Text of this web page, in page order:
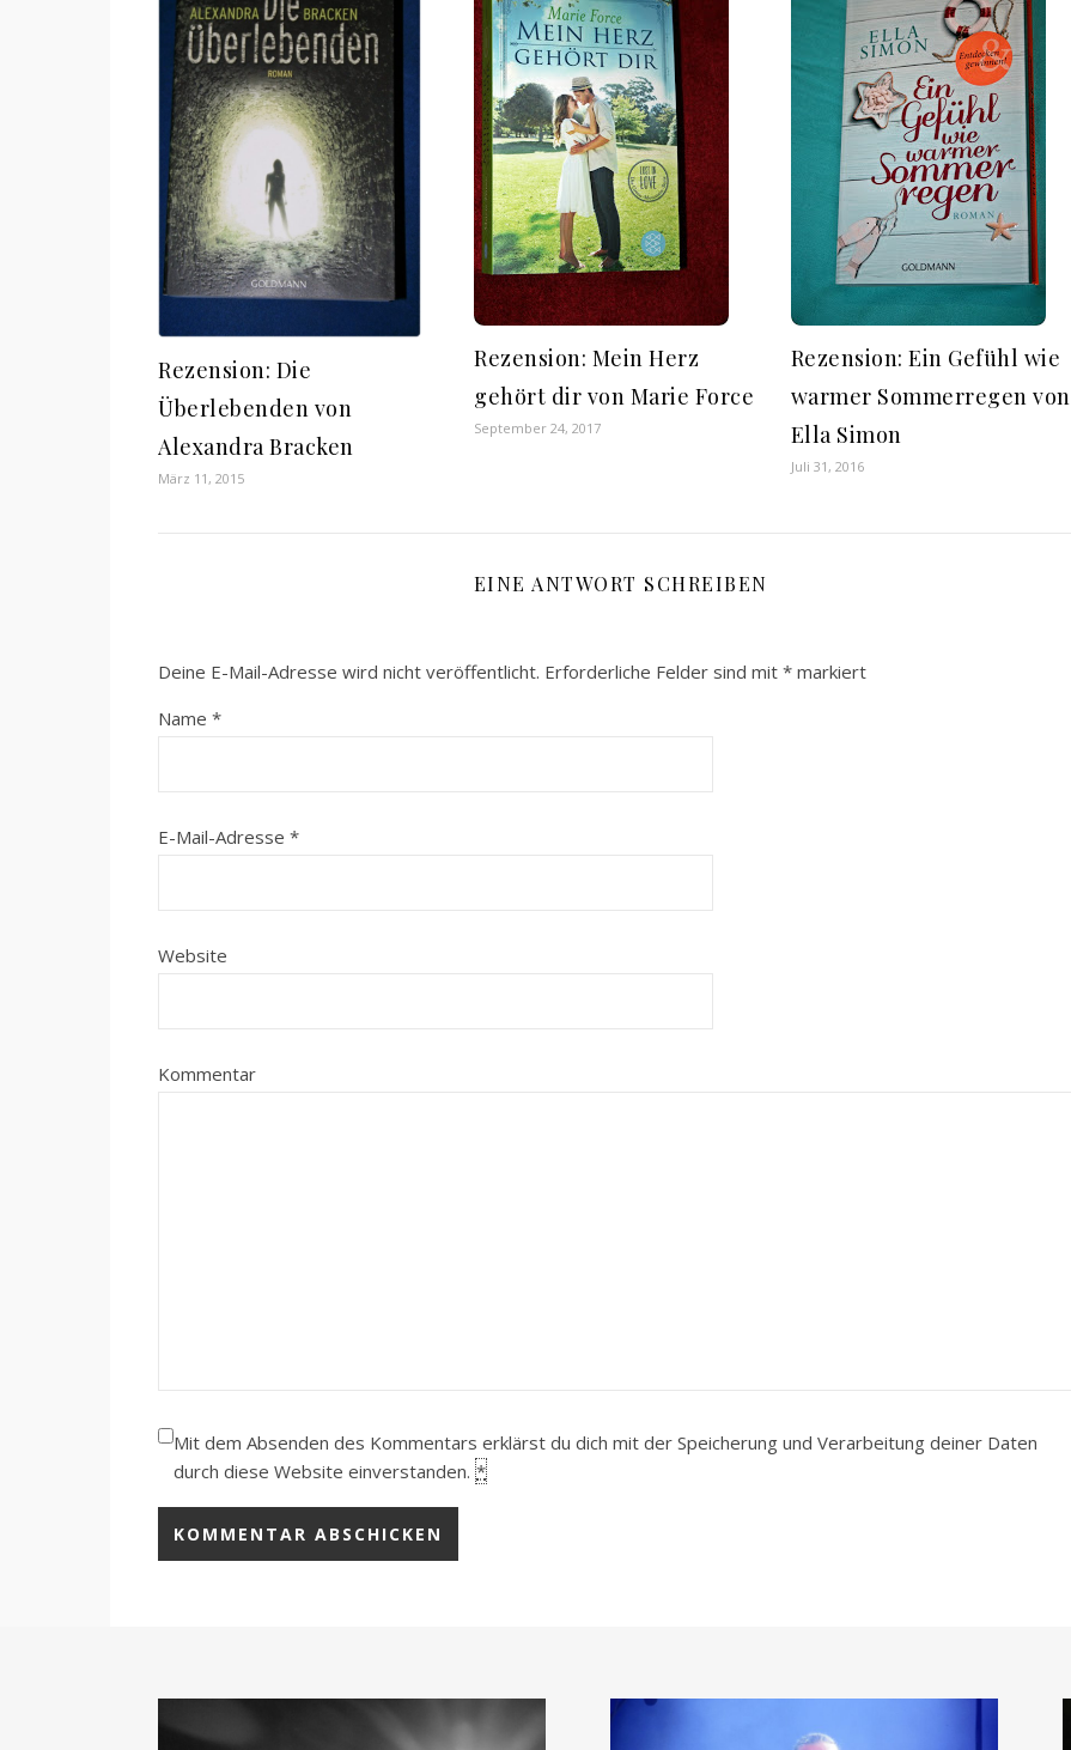
Rezension: Die
Überlebenden von
Alexandra Bracken
März 11, 2015
Rezension: Mein Herz
gehört dir von Marie Force
September 24, 2017
Rezension: Ein Gefühl wie
warmer Sommerregen von
Ella Simon
Juli 31, 2016
EINE ANTWORT SCHREIBEN
Deine E-Mail-Adresse wird nicht veröffentlicht. Erforderliche Felder sind mit * markiert
Name *
E-Mail-Adresse *
Website
Kommentar
Mit dem Absenden des Kommentars erklärst du dich mit der Speicherung und Verarbeitung deiner Daten
durch diese Website einverstanden. *